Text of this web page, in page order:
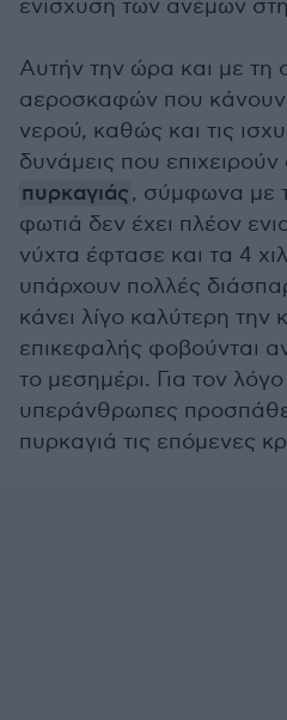
ενίσχυση των ανέμων
Αυτήν την ώρα και με τη
αεροσκαφών που κάνουν
νερού, καθώς και τις
δυνάμεις που επιχειρούν
πυρκαγιάς, σύμφωνα με
φωτιά δεν έχει πλέον
νύχτα έφτασε και τα 4
υπάρχουν πολλές
κάνει λίγο καλύτερη την
επικεφαλής φοβούνται
το μεσημέρι. Για τον λόγο
υπεράνθρωπες
πυρκαγιά τις επόμενες